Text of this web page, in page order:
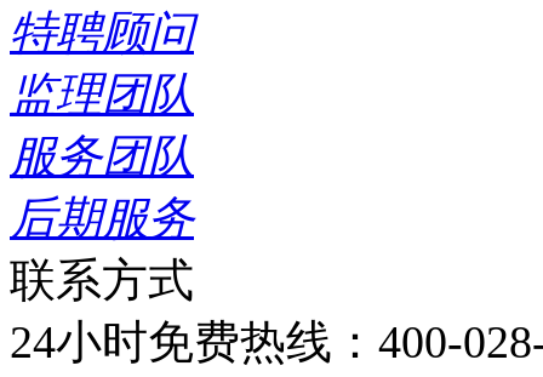
特聘顾问
监理团队
服务团队
后期服务
联系方式
24小时免费热线： 400-